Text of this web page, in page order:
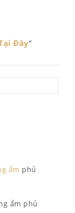
Đây“
ẩm phủ
ẩm phủ